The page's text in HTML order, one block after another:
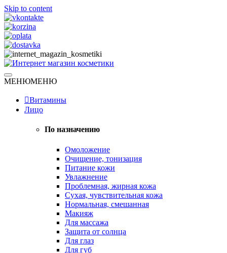
Skip to content
Интернет магазин косметики
Натуральная косметика
МЕНЮМЕНЮ
Витамины
Лицо
По назначению
Омоложение
Очищение, тонизация
Питание кожи
Увлажнение
Проблемная, жирная кожа
Сухая, чувствительная кожа
Нормальная, смешанная
Макияж
Для массажа
Защита от солнца
Для глаз
Для губ